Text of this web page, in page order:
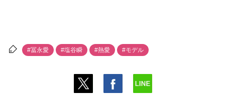
#冨永愛 #塩谷瞬 #熱愛 #モデル